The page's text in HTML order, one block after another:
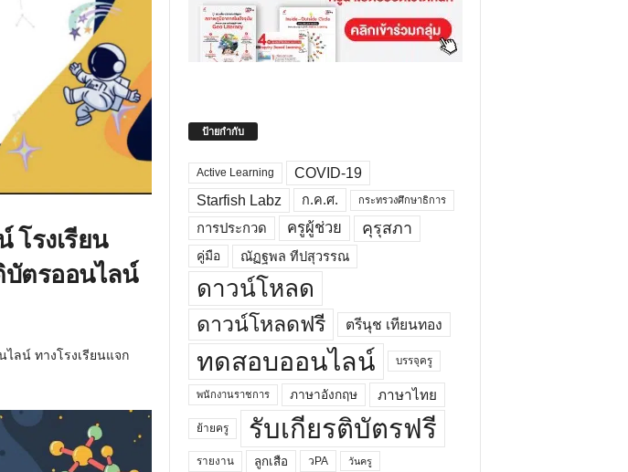
โรงเรียน
บัตรออนไลน์
ลน์ ทางโรงเรียนแจก
ป้ายกำกับ
Active Learning
COVID-19
Starfish Labz
ก.ค.ศ. กระทรวงศึกษาธิการ
การประกวด ครูผู้ช่วย คุรุสภา
คู่มือ ณัฏฐพล ทีปสุวรรณ
ดาวน์โหลด
ดาวน์โหลดฟรี ตรีนุช เทียนทอง
ทดสอบออนไลน์ บรรจุครู
พนักงานราชการ ภาษาอังกฤษ ภาษาไทย
ย้ายครู รับเกียรติบัตรฟรี
รายงาน ลูกเสือ วPA วันครู